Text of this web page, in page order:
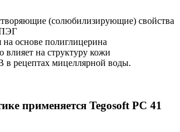
(солюбилизирующие) свойства
ПЭГ
на основе полиглицерина
влияет на структуру кожи
в рецептах мицеллярной воды.
применяется Tegosoft PC 41